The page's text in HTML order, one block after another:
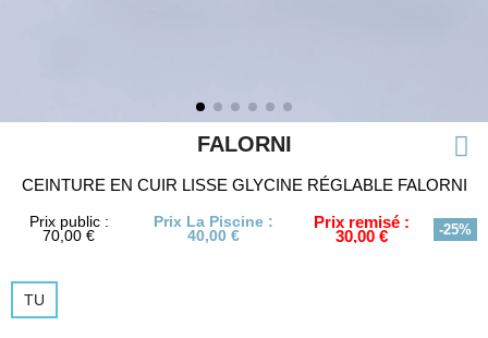
FALORNI
CEINTURE EN CUIR LISSE GLYCINE RÉGLABLE FALORNI
Prix public :
70,00 €
Prix La Piscine :
40,00 €
Prix remisé :
30,00 € -25%
TU